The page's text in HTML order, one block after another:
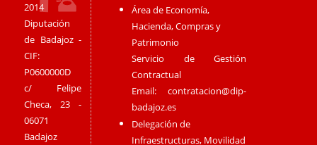
2014
Diputación
de Badajoz -
CIF:
P0600000D
c/ Felipe
Checa, 23 -
06071
Badajoz
Área de Economía,
Hacienda, Compras y
Patrimonio
Servicio de Gestión
Contractual
Email:contratacion@dip-
badajoz.es
Delegación de
Infraestructuras, Movilidad